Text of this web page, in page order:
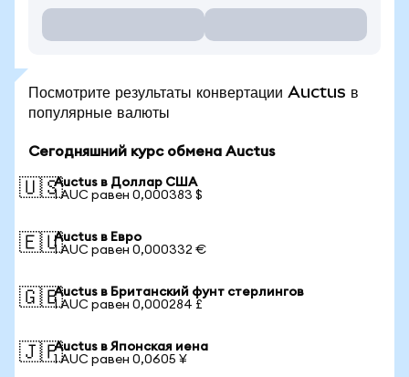
Посмотрите результаты конвертации Auctus в
популярные валюты
Сегодняшний курс обмена Auctus
🇺🇸Auctus в Доллар США
1 AUC равен 0,000383 $
🇪🇺Auctus в Евро
1 AUC равен 0,000332 €
🇬🇧Auctus в Британский фунт стерлингов
1 AUC равен 0,000284 £
🇯🇵Auctus в Японская иена
1 AUC равен 0,0605 ¥